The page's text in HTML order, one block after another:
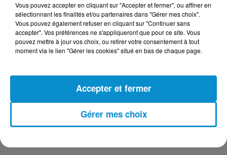
23 juillet 2026
Les Zinformés - 23/07/26
Les Zinformés - 22/07/26
Vous pouvez accepter en cliquant sur "Accepter et fermer", ou affiner en
sélectionnant les finalités et/ou partenaires dans "Gérer mes choix".
Vous pouvez également refuser en cliquant sur "Continuer sans
accepter". Vos préférences ne s'appliqueront que pour ce site. Vous
pouvez mettre à jour vos choix, ou retirer votre consentement à tout
moment via le lien "Gérer les cookies" situé en bas de chaque page.
Gérer mes choix
Accepter et fermer